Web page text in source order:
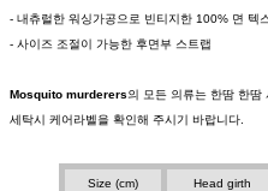
- 내츄럴한 워싱가공으로 빈티지한 100% 면 텍
- 사이즈 조절이 가능한 후면부 스트랩
Mosquito murderers의 모든 의류는 한땀 한땀
세탁시 케어라벨을 확인해 주시기 바랍니다.
Size (cm) Head girth